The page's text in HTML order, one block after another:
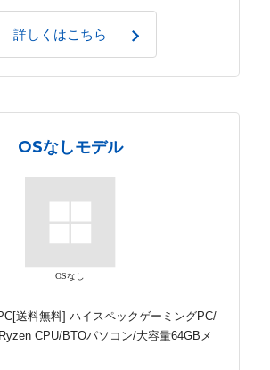
詳しくはこちら
OSなしモデル
OSなし
送料無料] ハイスペックゲーミングPC/
CPU/BTOパソコン/大容量64GBメ